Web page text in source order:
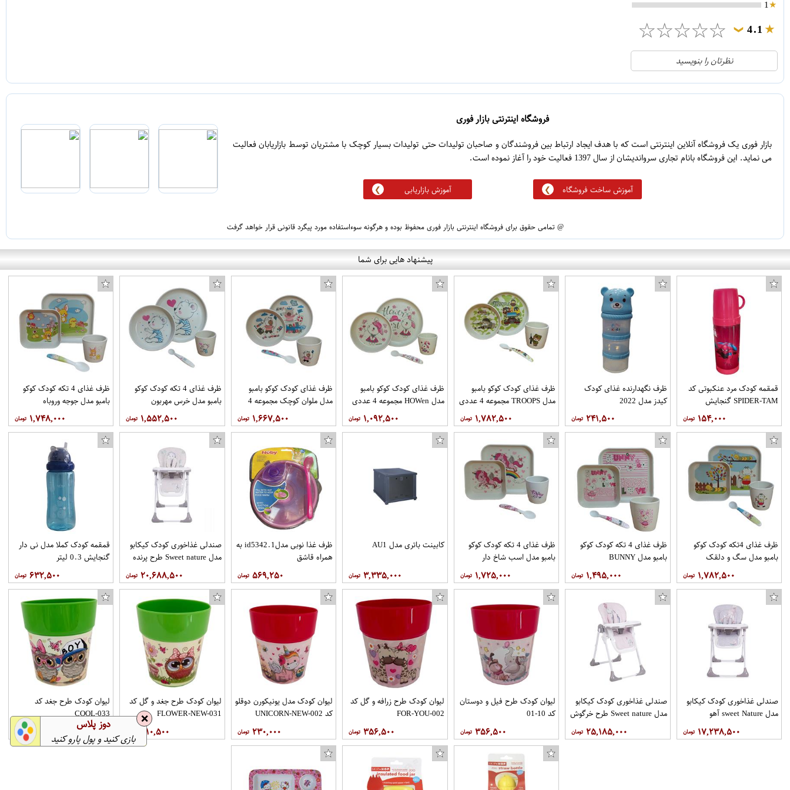
1
4.1
❯
☆
☆
☆
☆
☆
21
3
1
1
5
نظرتان را بنویسید
فروشگاه اینترنتی بازار فوری
بازار فوری یک فروشگاه آنلاین اینترنتی است که با هدف ایجاد ارتباط بین فروشندگان و صاحبان تولیدات حتی تولیدات بسیار کوچک با مشتریان توسط بازاریابان فعالیت
می نماید. این فروشگاه بانام تجاری سرواندیشان از سال 1397 فعالیت خود را آغاز نموده است.
آموزش ساخت فروشگاه آموزش بازاریابی
@ تمامی حقوق برای فروشگاه اینترنتی بازار فوری محفوظ بوده و هرگونه سوءاستفاده مورد پیگرد قانونی قرار خواهد گرفت
پیشنهاد هایی برای شما
قمقمه کودک مرد عنکبوتی کد
SPIDER-TAM گنجایش
۱۵۴,۰۰۰
ظرف نگهدارنده غذای کودک
کیدز مدل 2022
۲۴۱,۵۰۰
ظرف غذای کودک کوکو بامبو
مدل TROOPS مجموعه 4 عددی
۱,۷۸۲,۵۰۰
ظرف غذای کودک کوکو بامبو
مدل HOWen مجموعه 4 عددی
۱,۰۹۲,۵۰۰
ظرف غذای کودک کوکو بامبو
مدل ملوان کوچک مجموعه 4
۱,۶۶۷,۵۰۰
ظرف غذای 4 تکه کودک کوکو
بامبو مدل خرس مهربون
۱,۵۵۲,۵۰۰
ظرف غذای 4 تکه کودک کوکو
بامبو مدل جوجه وروباه
۱,۷۴۸,۰۰۰
ظرف غذای 4تکه کودک کوکو
بامبو مدل سگ و دلقک
۱,۷۸۲,۵۰۰
ظرف غذای 4 تکه کودک کوکو
بامبو مدل BUNNY
۱,۴۹۵,۰۰۰
ظرف غذای 4 تکه کودک کوکو
بامبو مدل اسب شاخ دار
۱,۷۲۵,۰۰۰
کابینت باتری مدل AU1
۳,۳۳۵,۰۰۰
ظرف غذا نوبی مدلid5342.1 به
همراه قاشق
۵۶۹,۲۵۰
صندلی غذاخوری کودک کیکابو
مدل Sweet nature طرح پرنده
۲۰,۶۸۸,۵۰۰
قمقمه کودک کملا مدل نی دار
گنجایش 0.3 لیتر
۶۳۲,۵۰۰
صندلی غذاخوری کودک کیکابو
مدل sweet Nature آهو
۱۷,۲۳۸,۵۰۰
صندلی غذاخوری کودک کیکابو
مدل Sweet nature طرح خرگوش
۲۵,۱۸۵,۰۰۰
لیوان کودک طرح فیل و دوستان
کد 10-01
۳۵۶,۵۰۰
لیوان کودک طرح زرافه و گل کد
FOR-YOU-002
۳۵۶,۵۰۰
لیوان کودک مدل یونیکورن دوقلو
کد UNICORN-NEW-002
۲۳۰,۰۰۰
لیوان کودک طرح جغد و گل کد
FLOWER-NEW-031
۳۱۰,۵۰۰
لیوان کودک طرح جغد کد
COOL-033
۳۵۶,۵۰۰
❌ دوز پلاس
بازی کنید و پول پارو کنید